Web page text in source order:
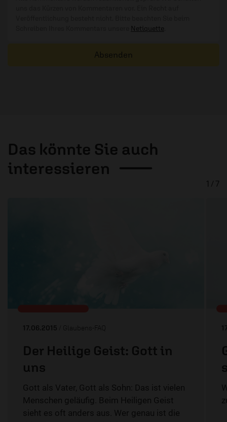
Netiquette
Absenden
Das könnte Sie auch
interessieren
17.06.2015 / Glaubens-FAQ
Der Heilige Geist: Gott in
uns
Gott als Vater, Gott als Sohn: Das ist vielen
Menschen geläufig. Beim Heiligen Geist
sieht es oft anders aus. Wer genau ist die
1 / 7